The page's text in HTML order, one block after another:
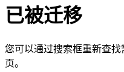
已被迁移
您可以通过搜索框重新查
页。